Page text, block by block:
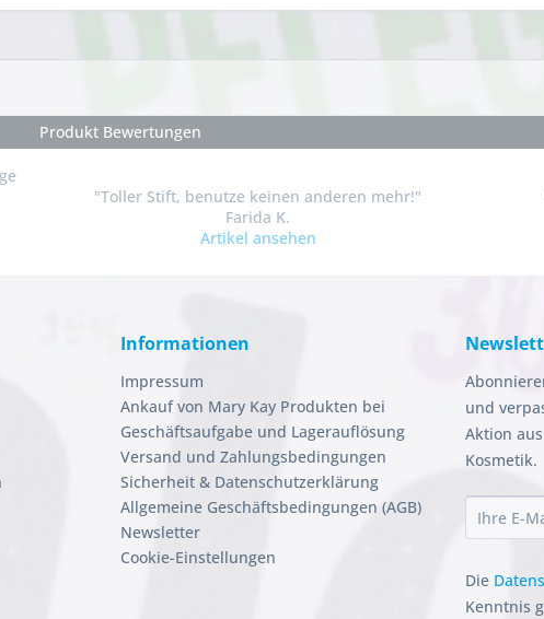
Produkt Bewertungen
"Toller Stift, benutze keinen anderen mehr!"
Farida K.
Artikel ansehen
Informationen
Impressum
Ankauf von Mary Kay Produkten bei
Geschäftsaufgabe und Lagerauflösung
Versand und Zahlungsbedingungen
Sicherheit & Datenschutzerklärung
Allgemeine Geschäftsbedingungen (AGB)
Newsletter
Cookie-Einstellungen
und
Aktion
Kosmetik.
Die
Kenntnis